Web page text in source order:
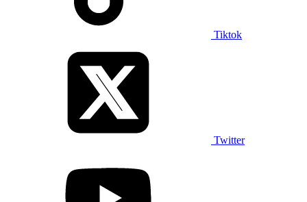
Tiktok
Twitter